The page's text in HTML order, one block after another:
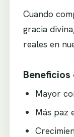
Cuando
gracia
reales en
Mayor
Más paz